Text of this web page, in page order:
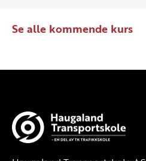
Se alle kommende kurs